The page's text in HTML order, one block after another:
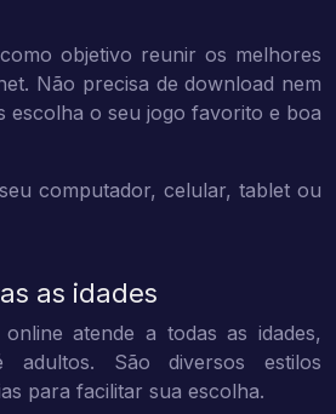
objetivo reunir os melhores
Não precisa de download nem
escolha o seu jogo favorito e boa
computador, celular, tablet ou
as idades
atende a todas as idades,
adultos. São diversos estilos
para facilitar sua escolha.